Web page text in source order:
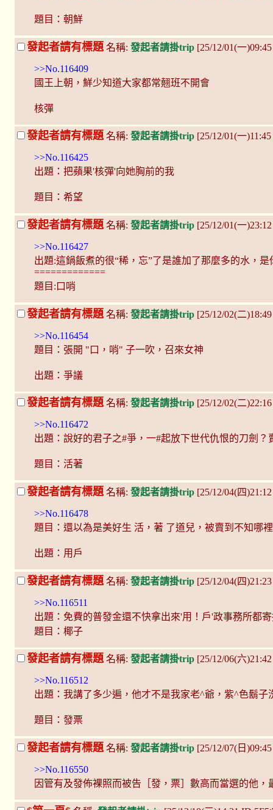
題目：朝鮮
發起者請有標題 名稱: 發起者請掛trip [25/12/01(一
>>No.116409
國王上朝，鮮少知道大家都常翹班不開會
核彈
發起者請有標題名稱: 發起者請掛trip [25/12/01(一
>>No.116425
出題：把蘋果'核彈'向她胸前的我
題目：希望
發起者請有標題 名稱: 發起者請掛trip [25/12/01(一
>>No.116427
出題:這鍋飯煮的很“稀，忘”了是誰加了那麼多的水，
=============
題目:口哨
發起者請有標題 名稱: 發起者請掛trip [25/12/02(二
>>No.116454
題目：張開 "口，哨" 子一吹，召來女神
出題：爭議
發起者請有標題名稱: 發起者請掛trip [25/12/02(二
>>No.116472
出題：說好的君子之#爭，一#起放下世代仇恨的刀劍？
題目：活著
發起者請有標題 名稱: 發起者請掛trip [25/12/04(四
>>No.116478
題目：還以為是美好生 活，著 了道兒，被賣到不知哪裡
出題：用戶
發起者請有標題 名稱: 發起者請掛trip [25/12/04(四
>>No.116511
出題：免費的普發金還不快拿出來'用！戶'政事務所都
題目：椰子
發起者請有標題名稱: 發起者請掛trip [25/12/06(六
>>No.116512
出題：我講了多少遍，他才不是我家老^爺，紫^色鬍子
題目：發票
發起者請有標題 名稱: 發起者請掛trip [25/12/07(日
>>No.116550
因管有及發佈裸照而被告［發，票］數高而當選的他，